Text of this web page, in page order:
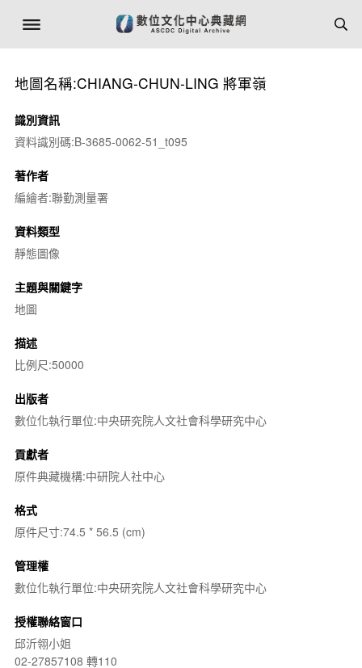
地圖名稱:CHIANG-CHUN-LING 將軍嶺
識別資訊
資料識別碼:B-3685-0062-51_t095
著作者
編繪者:聯勤測量署
資料類型
靜態圖像
主題與關鍵字
地圖
描述
比例尺:50000
出版者
數位化執行單位:中央研究院人文社會科學研究中心
貢獻者
原件典藏機構:中研院人社中心
格式
原件尺寸:74.5 * 56.5 (cm)
管理權
數位化執行單位:中央研究院人文社會科學研究中心
授權聯絡窗口
邱沂翎小姐
02-27857108 轉110